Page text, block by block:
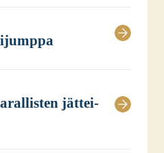
jät­tei­